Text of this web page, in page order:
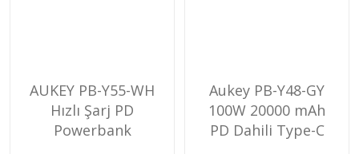
AUKEY PB-Y55-WH
Hızlı Şarj PD
Powerbank
Aukey PB-Y48-GY
100W 20000 mAh
PD Dahili Type-C